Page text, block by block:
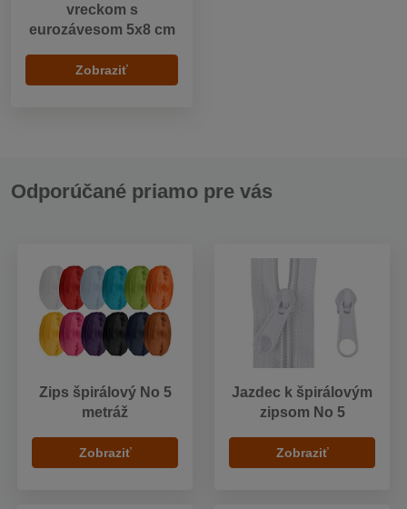
vreckom s
eurozávesom 5x8 cm
Zobraziť
Odporúčané priamo pre vás
Zips špirálový No 5
metráž
Zobraziť
Jazdec k špirálovým
zipsom No 5
Zobraziť